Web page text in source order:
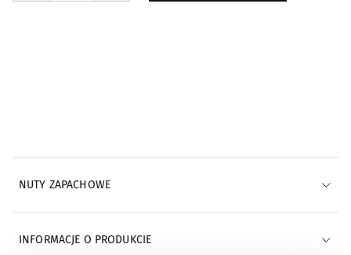
NUTY ZAPACHOWE
INFORMACJE O PRODUKCIE